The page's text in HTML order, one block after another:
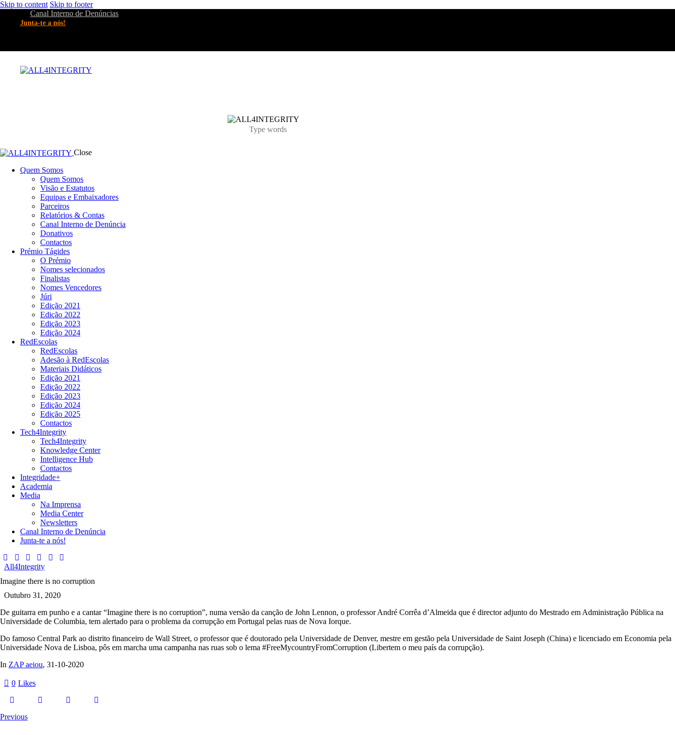
Skip to content Skip to footer
Canal Interno de Denúncias
Junta-te a nós!
Close
Quem Somos
Quem Somos
Visão e Estatutos
Equipas e Embaixadores
Parceiros
Relatórios & Contas
Canal Interno de Denúncia
Donativos
Contactos
Prémio Tágides
O Prémio
Nomes selecionados
Finalistas
Nomes Vencedores
Júri
Edição 2021
Edição 2022
Edição 2023
Edição 2024
RedEscolas
RedEscolas
Adesão à RedEscolas
Materiais Didáticos
Edição 2021
Edição 2022
Edição 2023
Edição 2024
Edição 2025
Contactos
Tech4Integrity
Tech4Integrity
Knowledge Center
Intelligence Hub
Contactos
Integridade+
Academia
Media
Na Imprensa
Media Center
Newsletters
Canal Interno de Denúncia
Junta-te a nós!
All4Integrity
Imagine there is no corruption
Outubro 31, 2020
De guitarra em punho e a cantar“Imagine there is no corruption”, numa versão da canção de John Lennon, o professor André Corrêa d’Almeida que é director adjunto do Mestrado em Administração Pública na
Universidade de Columbia, tem alertado para o problema da corrupção em Portugal pelas ruas de Nova Iorque.
Do famoso Central Park ao distrito financeiro de Wall Street, o professor que é doutorado pela Universidade de Denver, mestre em gestão pela Universidade de Saint Joseph (China) e licenciado em Economia pela
Universidade Nova de Lisboa, pôs em marcha uma campanha nas ruas sob o lema #FreeMycountryFromCorruption (Libertem o meu país da corrupção).
In ZAP aeiou, 31-10-2020
0 Likes
Navegação
Previous